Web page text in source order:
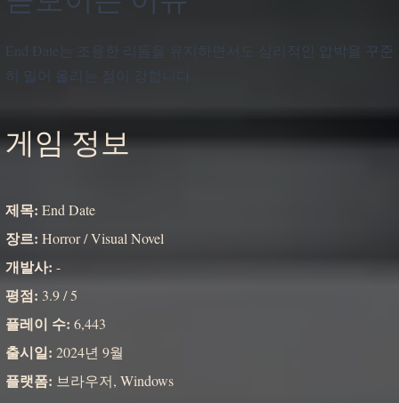
End Date는 조용한 리듬을 유지하면서도 심리적인 압박을 꾸준
히 밀어 올리는 점이 강합니다.
게임 정보
제목: End Date
장르: Horror / Visual Novel
개발사: -
평점: 3.9 / 5
플레이 수: 6,443
출시일: 2024년 9월
플랫폼: 브라우저, Windows